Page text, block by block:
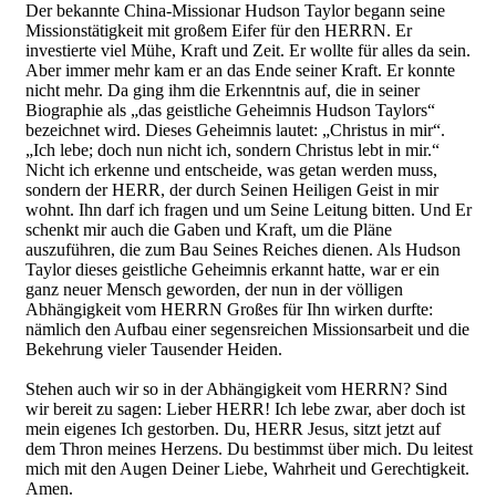
Der bekannte China-Missionar Hudson Taylor begann seine
Missionstätigkeit mit großem Eifer für den HERRN. Er
investierte viel Mühe, Kraft und Zeit. Er wollte für alles da sein.
Aber immer mehr kam er an das Ende seiner Kraft. Er konnte
nicht mehr. Da ging ihm die Erkenntnis auf, die in seiner
Biographie als „das geistliche Geheimnis Hudson Taylors“
bezeichnet wird. Dieses Geheimnis lautet: „Christus in mir“.
„Ich lebe; doch nun nicht ich, sondern Christus lebt in mir.“
Nicht ich erkenne und entscheide, was getan werden muss,
sondern der HERR, der durch Seinen Heiligen Geist in mir
wohnt. Ihn darf ich fragen und um Seine Leitung bitten. Und Er
schenkt mir auch die Gaben und Kraft, um die Pläne
auszuführen, die zum Bau Seines Reiches dienen. Als Hudson
Taylor dieses geistliche Geheimnis erkannt hatte, war er ein
ganz neuer Mensch geworden, der nun in der völligen
Abhängigkeit vom HERRN Großes für Ihn wirken durfte:
nämlich den Aufbau einer segensreichen Missionsarbeit und die
Bekehrung vieler Tausender Heiden.
Stehen auch wir so in der Abhängigkeit vom HERRN? Sind
wir bereit zu sagen: Lieber HERR! Ich lebe zwar, aber doch ist
mein eigenes Ich gestorben. Du, HERR Jesus, sitzt jetzt auf
dem Thron meines Herzens. Du bestimmst über mich. Du leitest
mich mit den Augen Deiner Liebe, Wahrheit und Gerechtigkeit.
Amen.